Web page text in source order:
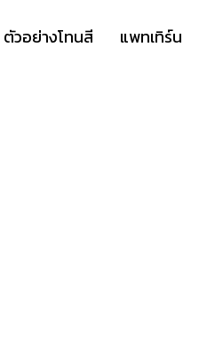
ตัวอย่างโทนสี แพทเทิร์น